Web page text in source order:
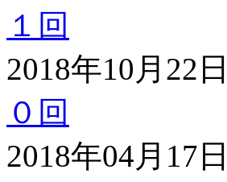
１回
2018年10月22日
０回
2018年04月17日